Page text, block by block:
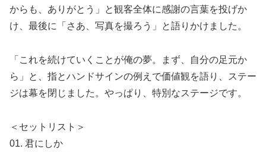
からも、ありがとう」と観客全体に感謝の言葉を投げか
け、最後に「さあ、写真を撮ろう」と語りかけました。
「これを続けていくことが俺の夢。まず、自分の足元か
ら」と、指とハンドサインの例えで価値観を語り、ステー
ジは幕を閉じました。やっぱり、特別なステージです。
＜セットリスト＞
01. 君にしか